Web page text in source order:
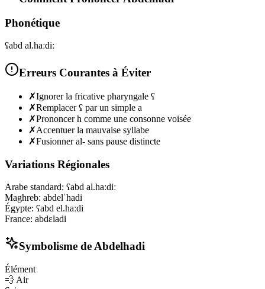
Phonétique
ʕabd al.haːdiː
Erreurs Courantes à Éviter
✗Ignorer la fricative pharyngale ʕ
✗Remplacer ʕ par un simple a
✗Prononcer h comme une consonne voisée
✗Accentuer la mauvaise syllabe
✗Fusionner al- sans pause distincte
Variations Régionales
Arabe standard: ʕabd al.haːdiː
Maghreb: abdelˈhadi
Égypte: ʕabd el.haːdi
France: abdɛladi
Symbolisme de Abdelhadi
Élément
💨 Air